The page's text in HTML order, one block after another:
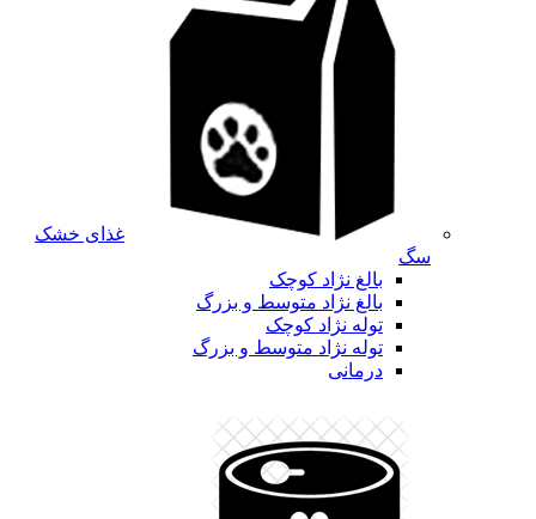
غذای خشک
سگ
بالغ نژاد کوچک
بالغ نژاد متوسط و بزرگ
توله نژاد کوچک
توله نژاد متوسط و بزرگ
درمانی